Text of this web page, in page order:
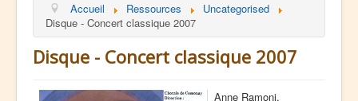
Agenda
Ressources
Contact
Accueil Ressources
Uncategorised
Disque - Concert classique 2007
Disque - Concert classique 2007
Anne Ramoni,